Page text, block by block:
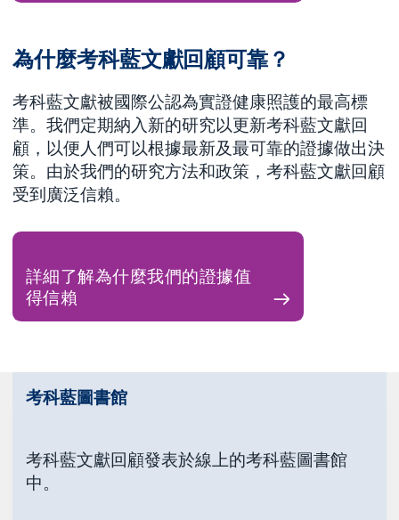
為什麼考科藍文獻回顧可靠？
考科藍文獻被國際公認為實證健康照護的最高標
準。我們定期納入新的研究以更新考科藍文獻回
顧，以便人們可以根據最新及最可靠的證據做出決
策。由於我們的研究方法和政策，考科藍文獻回顧
受到廣泛信賴。
詳細了解為什麼我們的證據值
得信賴
考科藍圖書館
考科藍文獻回顧發表於線上的考科藍圖書館
中。